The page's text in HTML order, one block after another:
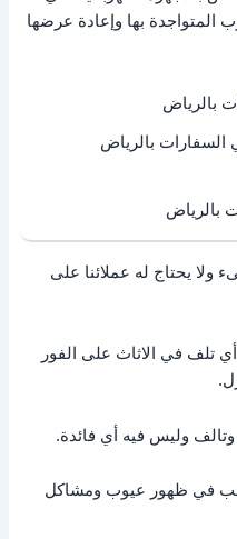
المتواجدة بها وإعادة عرضها
بالرياض
بالرياض
ولا يحتاج له عملائنا على
تلف في الاثاث على الفور
وتالف وليس فيه أي فائدة.
في ظهور عيوب ومشاكل